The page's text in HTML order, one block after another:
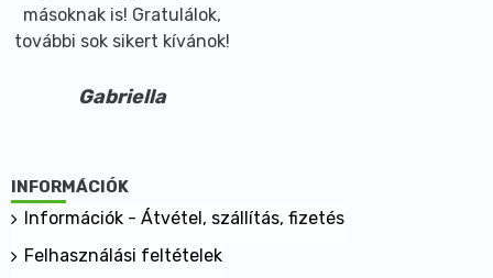
másoknak is! Gratulálok,
további sok sikert kívánok!
Gabriella
INFORMÁCIÓK
Információk - Átvétel, szállítás, fizetés
Felhasználási feltételek